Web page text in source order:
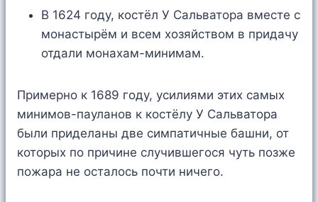
В 1624 году, костёл У Сальватора вместе с
монастырём и всем хозяйством в придачу
отдали монахам-минимам.
Примерно к 1689 году, усилиями этих самых
минимов-пауланов к костёлу У Сальватора
были приделаны две симпатичные башни, от
которых по причине случившегося чуть позже
пожара не осталось почти ничего.